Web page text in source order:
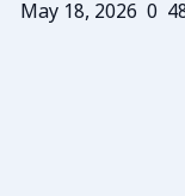
May 18, 2026 0